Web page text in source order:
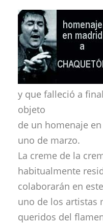
y que falleció a
objeto
de un homenaje
uno de marzo.
La creme de la
habitualmente
colaborarán en
uno de los artistas
queridos del